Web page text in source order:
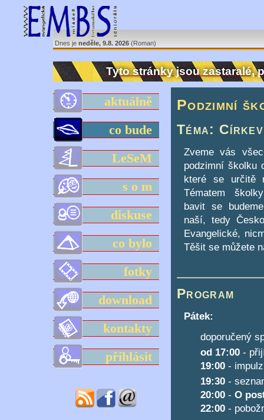
Dnes je neděle, 9.8. 2026 (Roman)
Tyto stránky jsou zastaralé,
aktuálně
co bude
LeSeM
s o m
diskuse
co bylo
fotky
download
kontakty
přihlásit
Podzimní
Téma: Církev
Zveme vás
podzimní školku
které se určitě
Tématem
bavit se
naší, tedy
Evangelické,
Těšit se můžete
Program
Pátek:
doporučený
od 17:00 -
19:00 -
19:30 -
20:00 - O
22:00 -